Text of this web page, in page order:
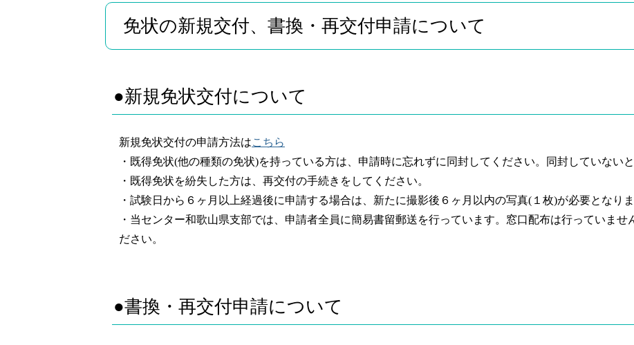
免状の新規交付、書換・再交付申請について
●新規免状交付について
新規免状交付の申請方法はこちら
・既得免状(他の種類の免状)を持っている方は、申請時に忘れずに同封してください。同封していない
・既得免状を紛失した方は、再交付の手続きをしてください。
・試験日から６ヶ月以上経過後に申請する場合は、新たに撮影後６ヶ月以内の写真(１枚)が必要となりま
・当センター和歌山県支部では、申請者全員に簡易書留郵送を行っています。窓口配布は行っていませ
ださい。
●書換・再交付申請について